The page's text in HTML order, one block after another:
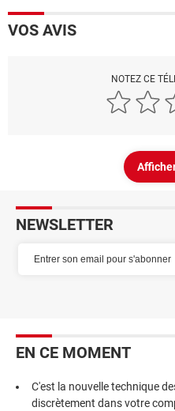
VOS AVIS
NOTEZ CE
NEWSLETTER
EN CE MOMENT
C'est la nouvelle technique
discrètement dans votre